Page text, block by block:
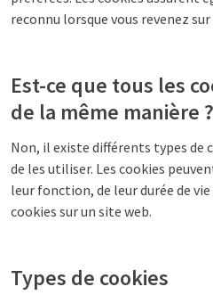
reconnu lorsque vous revenez
Est-ce que tous les
de la même manière ?
Non, il existe différents types de
de les utiliser. Les cookies
leur fonction, de leur durée de
cookies sur un site web.
Types de cookies